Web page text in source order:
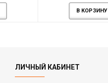
В КОРЗИНУ
ЛИЧНЫЙ КАБИНЕТ